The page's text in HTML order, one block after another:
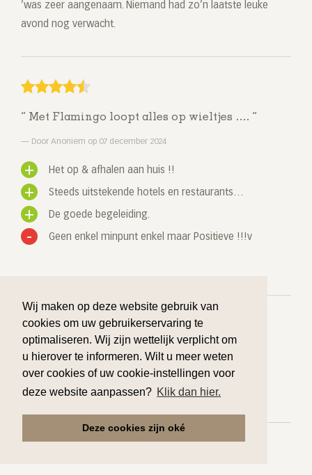
Wij maken op deze website gebruik van
cookies om uw gebruikerservaring te
optimaliseren. Wij zijn wettelijk verplicht om
u hierover te informeren. Wilt u meer weten
over cookies of uw cookie-instellingen voor
deze website aanpassen? Klik dan hier.
Deze cookies zijn oké
’was zeer aangenaam. Niemand had zo’n laatste leuke
avond nog verwacht.
Met Flamingo loopt alles op wieltjes ….
Door Anoniem op 07 december 2024
Het op & afhalen aan huis !!
Steeds uitstekende hotels en restaurants…
De goede begeleiding.
Geen enkel minpunt enkel maar Positieve !!!v
Heb veel plezier gehad